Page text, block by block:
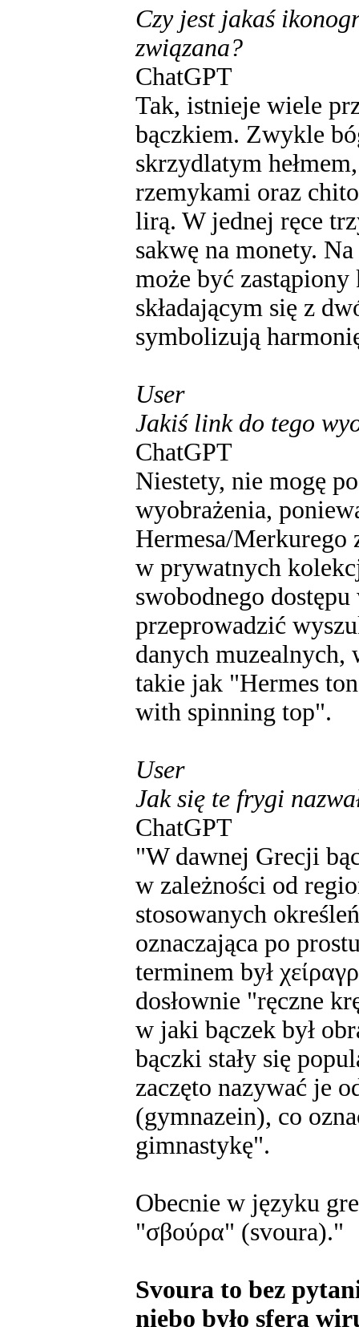
Czy jest jakaś
związana?
ChatGPT
Tak, istnieje wiele
bączkiem. Zwykle
skrzydlatym
rzemykami oraz
lirą. W jednej ręce
sakwę na monety.
może być zastąpiony
składającym się z
symbolizują
User
Jakiś link do tego
ChatGPT
Niestety, nie mogę
wyobrażenia,
Hermesa/Merkurego
w prywatnych
swobodnego
przeprowadzić
danych muzealnych,
takie jak "Hermes
with spinning top".
User
Jak się te frygi
ChatGPT
"W dawnej Grecji
w zależności od
stosowanych
oznaczająca po
terminem był
dosłownie "ręczne
w jaki bączek był
bączki stały się
zaczęto nazywać je
(gymnazein), co
gimnastykę".
Obecnie w języku
"σβούρα" (svoura)."
Svoura to bez
niebo było sferą